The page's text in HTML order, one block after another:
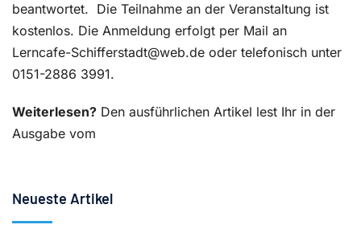
beantwortet. Die Teilnahme an der Veranstaltung ist
kostenlos. Die Anmeldung erfolgt per Mail an
Lerncafe-Schifferstadt@web.de oder telefonisch unter
0151-2886 3991.
Weiterlesen? Den ausführlichen Artikel lest Ihr in der
Ausgabe vom
Neueste Artikel